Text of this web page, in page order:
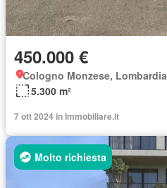
450.000 €
Cologno Monzese, Lombardia
5.300 m²
7 ott 2024 in Immobiliare.it
Molto richiesta